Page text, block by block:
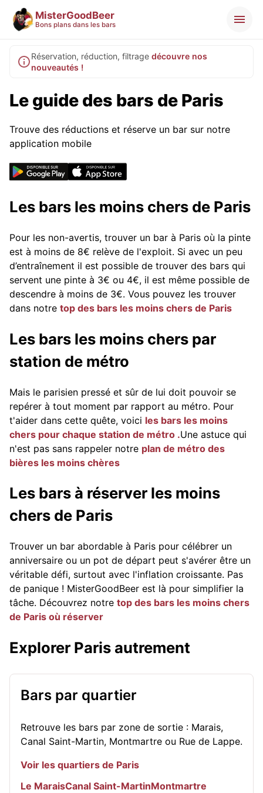
MisterGoodBeer
Bons plans dans les bars
Réservation, réduction, filtrage découvre nos
nouveautés !
Le guide des bars de Paris
Trouve des réductions et réserve un bar sur notre
application mobile
Les bars les moins chers de Paris
Pour les non-avertis, trouver un bar à Paris où la pinte
est à moins de 8€ relève de l'exploit. Si avec un peu
d’entraînement il est possible de trouver des bars qui
servent une pinte à 3€ ou 4€, il est même possible de
descendre à moins de 3€. Vous pouvez les trouver
dans notre top des bars les moins chers de Paris
Les bars les moins chers par
station de métro
Mais le parisien pressé et sûr de lui doit pouvoir se
repérer à tout moment par rapport au métro. Pour
t'aider dans cette quête, voici les bars les moins
chers pour chaque station de métro .Une astuce qui
n'est pas sans rappeler notre plan de métro des
bières les moins chères
Les bars à réserver les moins
chers de Paris
Trouver un bar abordable à Paris pour célébrer un
anniversaire ou un pot de départ peut s'avérer être un
véritable défi, surtout avec l'inflation croissante. Pas
de panique ! MisterGoodBeer est là pour simplifier la
tâche. Découvrez notre top des bars les moins chers
de Paris où réserver
Explorer Paris autrement
Bars par quartier
Retrouve les bars par zone de sortie : Marais,
Canal Saint-Martin, Montmartre ou Rue de Lappe.
Voir les quartiers de Paris
Le MaraisCanal Saint-MartinMontmartre